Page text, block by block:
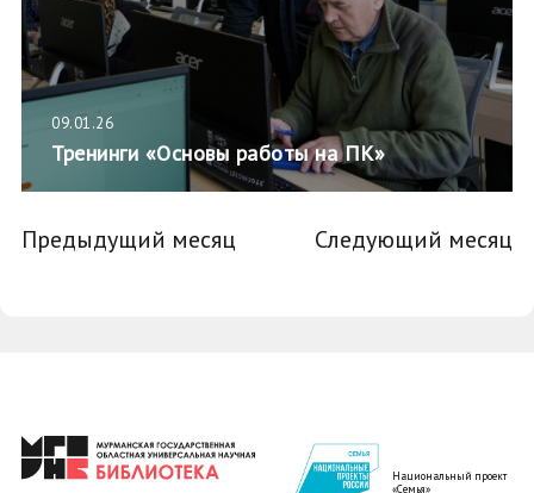
09.01.26
Тренинги «Основы работы на ПК»
Предыдущий месяц Следующий месяц
Национальный проект
«Семья»